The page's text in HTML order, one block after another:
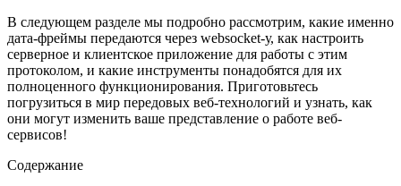
В следующем разделе мы подробно рассмотрим, какие именно
дата-фреймы передаются через websocket-у, как настроить
серверное и клиентское приложение для работы с этим
протоколом, и какие инструменты понадобятся для их
полноценного функционирования. Приготовьтесь
погрузиться в мир передовых веб-технологий и узнать, как
они могут изменить ваше представление о работе веб-
сервисов!
Содержание